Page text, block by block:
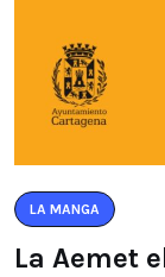
LA MANGA
La Aemet